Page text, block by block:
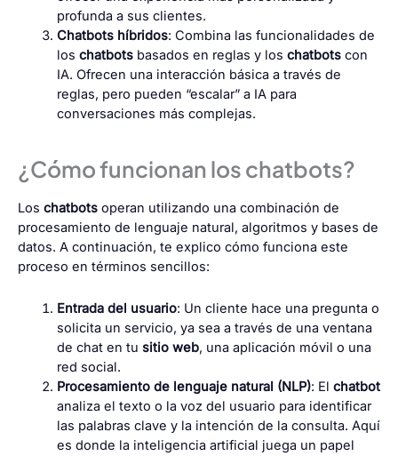
profunda a sus clientes.
Chatbots híbridos: Combina las funcionalidades de
los chatbotsbasados en reglas y los chatbotscon
IA. Ofrecen una interacción básica a través de
reglas, pero pueden “escalar” a IA para
conversaciones más complejas.
¿Cómo funcionan los chatbots?
Los chatbots operan utilizando una combinación de
procesamiento de lenguaje natural, algoritmos y bases de
datos. A continuación, te explico cómo funciona este
proceso en términos sencillos:
Entrada del usuario: Un cliente hace una pregunta o
solicita un servicio, ya sea a través de una ventana
de chat en tu sitio web, una aplicación móvil o una
red social.
Procesamiento de lenguaje natural (NLP): El chatbot
analiza el texto o la voz del usuario para identificar
las palabras clave y la intención de la consulta. Aquí
es donde la inteligencia artificial juega un papel